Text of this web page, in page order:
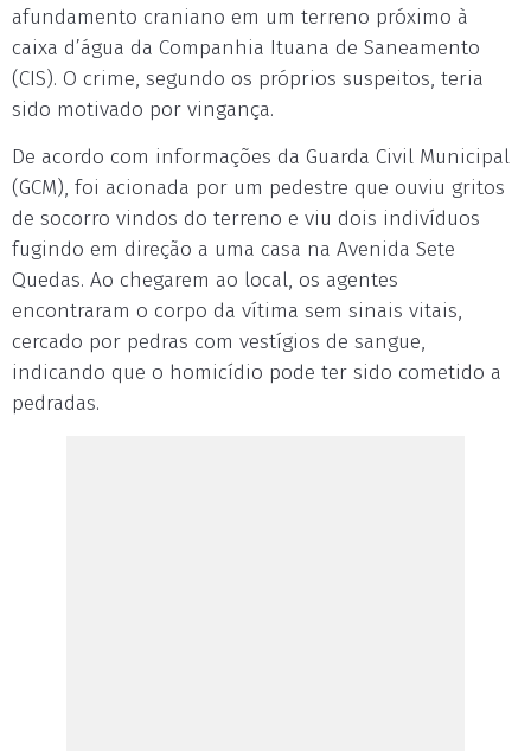
afundamento craniano em um terreno próximo à
caixa d’água da Companhia Ituana de Saneamento
(CIS). O crime, segundo os próprios suspeitos, teria
sido motivado por vingança.
De acordo com informações da Guarda Civil Municipal
(GCM), foi acionada por um pedestre que ouviu gritos
de socorro vindos do terreno e viu dois indivíduos
fugindo em direção a uma casa na Avenida Sete
Quedas. Ao chegarem ao local, os agentes
encontraram o corpo da vítima sem sinais vitais,
cercado por pedras com vestígios de sangue,
indicando que o homicídio pode ter sido cometido a
pedradas.